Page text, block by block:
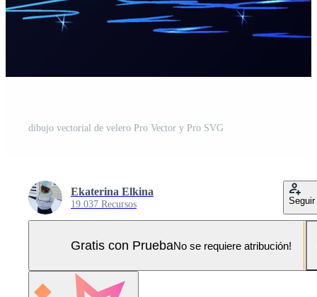
dibujo vectorial de velero Pro Vector y Pro SVG
Ekaterina Elkina
19.037 Recursos Seguir
Gratis con PruebaNo se requiere atribución!